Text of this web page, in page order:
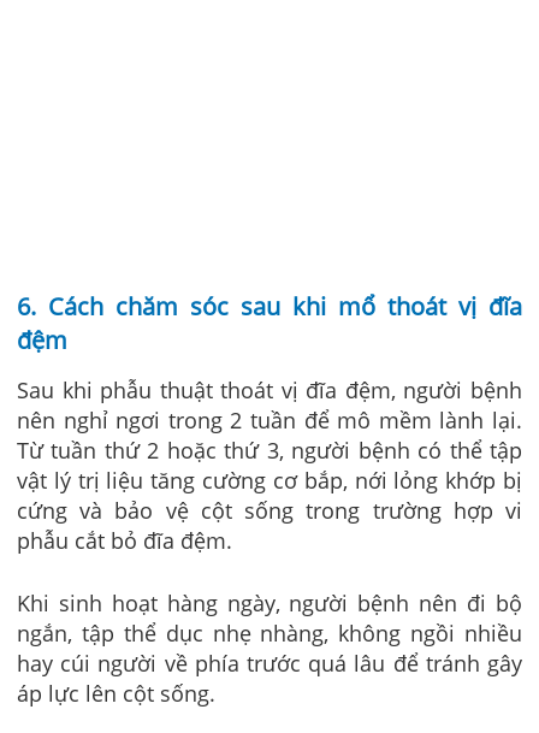
6. Cách chăm sóc sau khi mổ thoát vị đĩa
đệm
Sau khi phẫu thuật thoát vị đĩa đệm, người bệnh
nên nghỉ ngơi trong 2 tuần để mô mềm lành lại.
Từ tuần thứ 2 hoặc thứ 3, người bệnh có thể tập
vật lý trị liệu tăng cường cơ bắp, nới lỏng khớp bị
cứng và bảo vệ cột sống trong trường hợp vi
phẫu cắt bỏ đĩa đệm.
Khi sinh hoạt hàng ngày, người bệnh nên đi bộ
ngắn, tập thể dục nhẹ nhàng, không ngồi nhiều
hay cúi người về phía trước quá lâu để tránh gây
áp lực lên cột sống.